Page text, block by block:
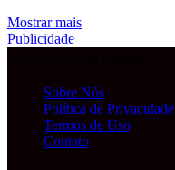
Mostrar mais
Publicidade
Sobre Nós
Política de Privacidade
Termos de Uso
Contato